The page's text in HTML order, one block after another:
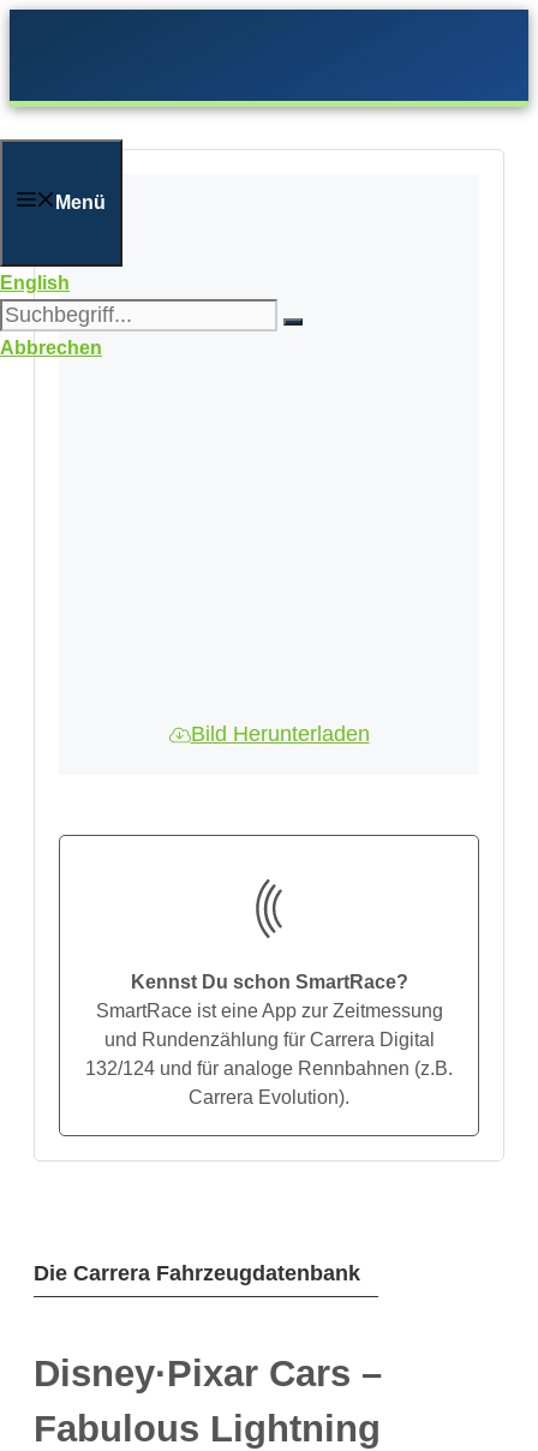
Menü
English
Abbrechen
Die Carrera Fahrzeugdatenbank
Disney·Pixar Cars –
Fabulous Lightning
Bild Herunterladen
Kennst Du schon SmartRace?
SmartRace ist eine App zur Zeitmessung
und Rundenzählung für Carrera Digital
132/124 und für analoge Rennbahnen (z.B.
Carrera Evolution).